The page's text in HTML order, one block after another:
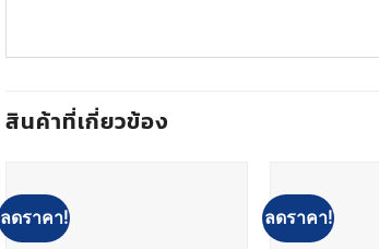
สินค้าที่เกี่ยวข้อง
ลดราคา! ลดราคา!